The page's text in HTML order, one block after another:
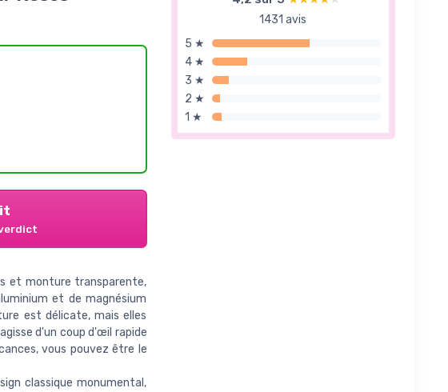
1431 avis
5 ★
4 ★
3 ★
2 ★
1 ★
et monture transparente,
et de magnésium
est délicate, mais elles
d'un coup d'œil rapide
vous pouvez être le
classique monumental,